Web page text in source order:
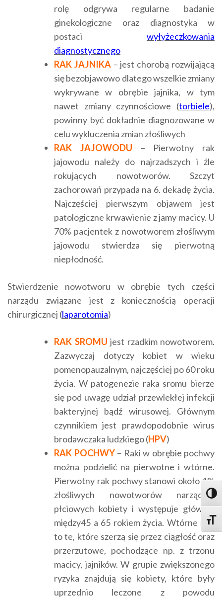
rolę odgrywa regularne badanie
ginekologiczne oraz diagnostyka w
postaci wyłyżeczkowania
diagnostycznego
RAK JAJNIKA– jest chorobą rozwijającą
się bezobjawowo dlatego wszelkie zmiany
wykrywane w obrębie jajnika, w tym
nawet zmiany czynnościowe (torbiele),
powinny być dokładnie diagnozowane w
celu wykluczenia zmian złośliwych
RAK JAJOWODU – Pierwotny rak
jajowodu należy do najrzadszych i źle
rokujących nowotworów. Szczyt
zachorowań przypada na 6. dekadę życia.
Najczęściej pierwszym objawem jest
patologiczne krwawienie z jamy macicy. U
70% pacjentek z nowotworem złośliwym
jajowodu stwierdza się pierwotną
niepłodność.
Stwierdzenie nowotworu w obrębie tych części
narządu związane jest z koniecznością operacji
chirurgicznej (laparotomia)
RAK SROMU jest rzadkim nowotworem.
Zazwyczaj dotyczy kobiet w wieku
pomenopauzalnym, najczęściej po 60 roku
życia. W patogenezie raka sromu bierze
się pod uwagę udział przewlekłej infekcji
bakteryjnej bądź wirusowej. Głównym
czynnikiem jest prawdopodobnie wirus
brodawczaka ludzkiego (HPV)
RAK POCHWY – Raki w obrębie pochwy
można podzielić na pierwotne i wtórne.
Pierwotny rak pochwy stanowi około 1%
złośliwych nowotworów narządów
płciowych kobiety i występuje głównie
między45 a 65 rokiem życia. Wtórne raki
to te, które szerzą się przez ciągłość oraz
przerzutowe, pochodzące np. z trzonu
macicy, jajników. W grupie zwiększonego
ryzyka znajdują się kobiety, które były
uprzednio leczone z powodu